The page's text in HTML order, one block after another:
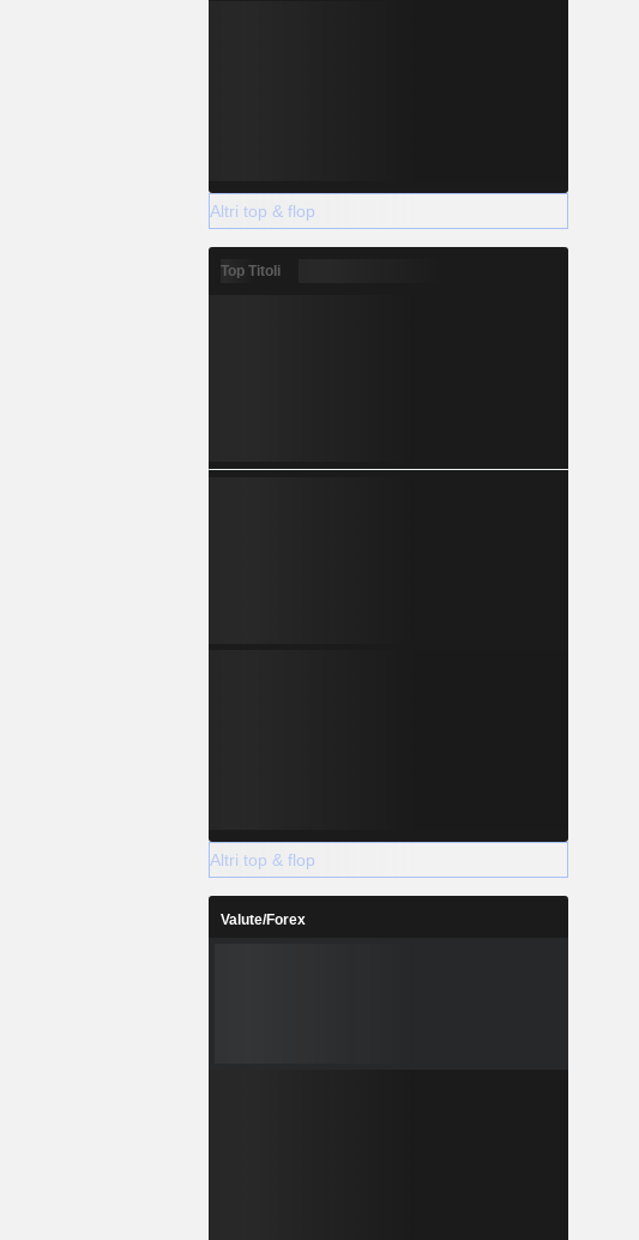
Altri top & flop
Top Titoli
Altri top & flop
Valute/Forex